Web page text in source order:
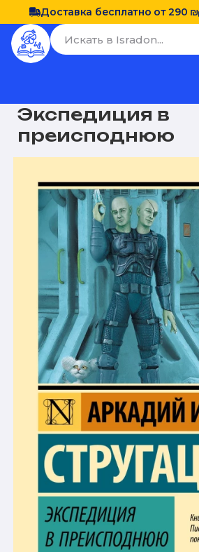
Доставка бесплатно от 290 ₪
Экспедиция в
преисподнюю